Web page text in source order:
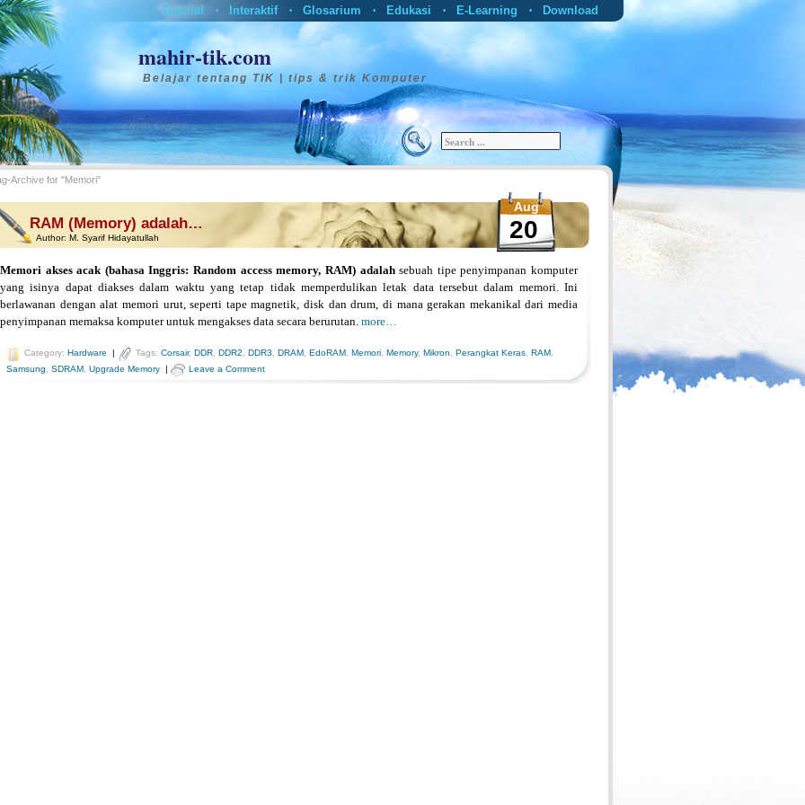
Tutorial • Interaktif • Glosarium • Edukasi • E-Learning • Download
mahir-tik.com
Belajar tentang TIK | tips & trik Komputer
Archive for "Memori"
RAM (Memory) adalah…
Author: M. Syarif Hidayatullah
Aug
20
Memori akses acak (bahasa Inggris: Random access memory, RAM) adalahsebuah tipe penyimpanan komputer
yang isinya dapat diakses dalam waktu yang tetap tidak memperdulikan letak data tersebut dalam memori. Ini
berlawanan dengan alat memori urut, seperti tape magnetik, disk dan drum, di mana gerakan mekanikal dari media
penyimpanan memaksa komputer untuk mengakses data secara berurutan. more…
Category: Hardware | Tags: Corsair, DDR DDR2 DDR3 DRAM EdoRAM Memori Memory, Mikron Perangkat Keras RAM
Samsung
SDRAM Upgrade Memory | Leave a Comment